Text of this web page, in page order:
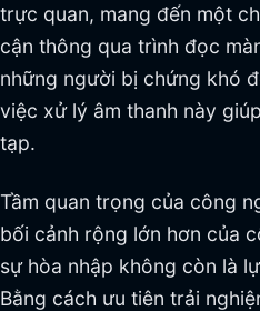
trực quan, mang đến một
cận thông qua trình đọc
những người bị chứng khó
việc xử lý âm thanh này
tạp.
Tầm quan trọng của công
bối cảnh rộng lớn hơn của
sự hòa nhập không còn là
Bằng cách ưu tiên trải